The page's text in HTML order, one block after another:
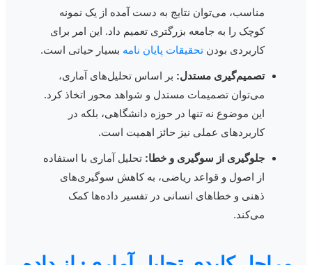
مناسب، می‌توان نتایج به دست آمده از یک نمونه
کوچک را به جامعه بزرگتری تعمیم داد. این امر برای
کاربردی بودنتحقیقات پایان نامهبسیار حیاتی است.
تصمیم‌گیری مستدل:بر اساس تحلیل‌های آماری،
می‌توان تصمیمات مستدل و شواهد محور اتخاذ کرد.
این موضوع نه تنها در حوزه دانشگاهی، بلکه در
کاربردهای عملی نیز حائز اهمیت است.
جلوگیری از سوگیری و خطا: تحلیل آماری با استفاده
از اصول و قواعد ریاضی، به کاهش سوگیری‌های
ذهنی و خطاهای انسانی در تفسیر داده‌ها کمک
می‌کند.